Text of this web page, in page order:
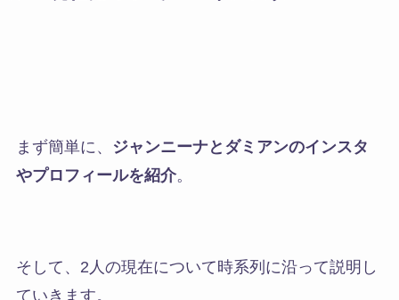
まず簡単に、
ジャンニーナとダミアンのインスタ
やプロフィールを紹介。
そして、2人の現在について時系列に沿って説明し
ていきます。